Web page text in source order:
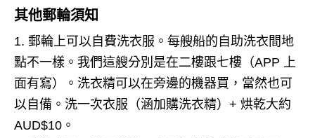
其他郵輪須知
郵輪上可以自費洗衣服。 每艘船的自助洗衣間地
點不一樣。 我們這艘分別是在二樓跟七樓（APP 上
面有寫）。 洗衣精可以在旁邊的機器買，當然也可
以自備。 洗一次衣服（涵加購洗衣精）+ 烘乾大約
AUD$10。